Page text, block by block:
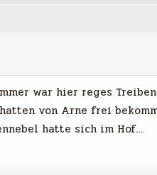
war hier reges
von Arne frei
hatte sich im Hof…